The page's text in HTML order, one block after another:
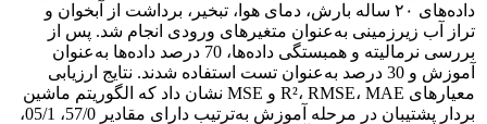
داده‌های ۲۰ ساله بارش، دمای هوا، تبخیر، برداشت از آبخوان و
تراز آب زیرزمینی به‌عنوان متغیرهای ورودی انجام شد. پس از
بررسی نرمالیته و همبستگی داده‌ها، 70 درصد داده‌ها به‌عنوان
آموزش و 30 درصد به‌عنوان تست استفاده شدند. نتایج ارزیابی
معیارهای R²، RMSE، MAE و MSE نشان داد که الگوریتم ماشین
بردار پشتیبان در مرحله آموزش به‌ترتیب دارای مقادیر 57/0، 05/1،